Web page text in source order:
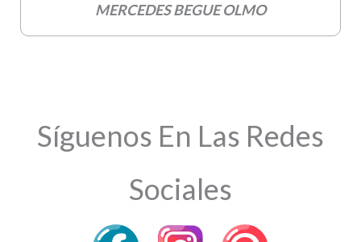
MERCEDES BEGUE OLMO
Síguenos En Las Redes
Sociales